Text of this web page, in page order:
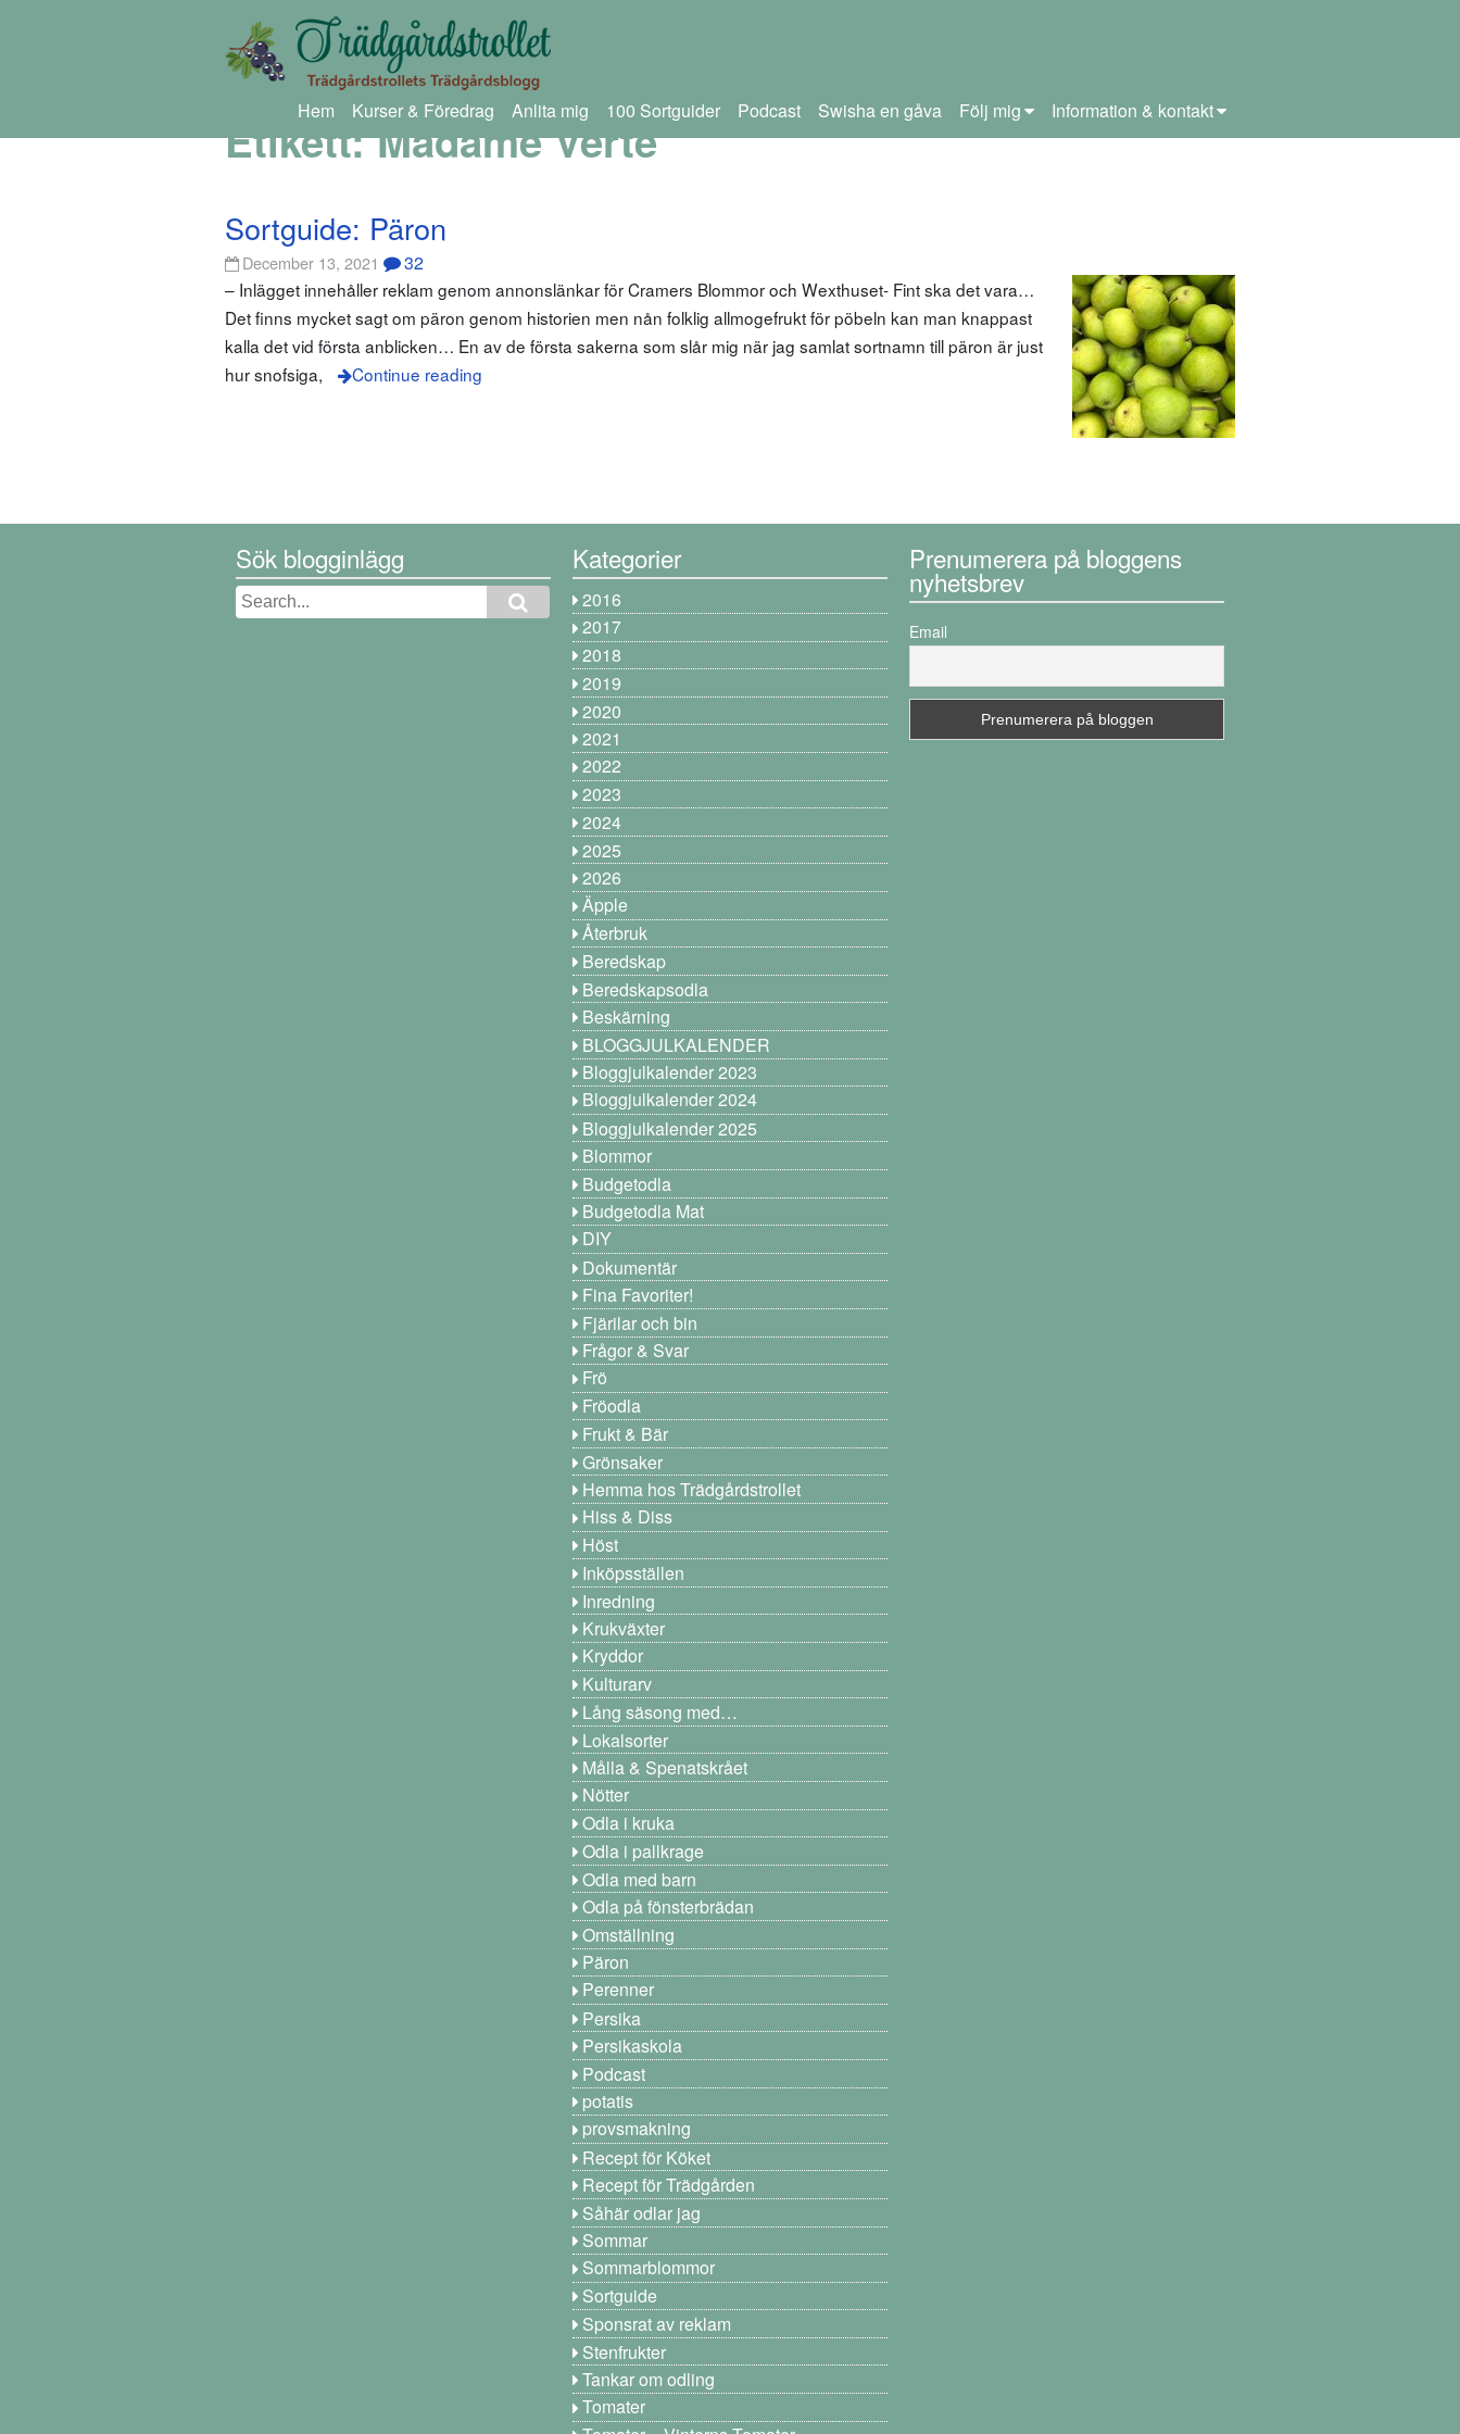
Hem Kurser & Föredrag Anlita mig 100 Sortguider Podcast Swisha en gåva Följ mig Information & kontakt
Etikett:Madame Verté
Sortguide: Päron
December 13, 2021 32
– Inlägget innehåller reklam genom annonslänkar för Cramers Blommor och Wexthuset- Fint ska det vara…
Det finns mycket sagt om päron genom historien men nån folklig allmogefrukt för pöbeln kan man knappast
kalla det vid första anblicken… En av de första sakerna som slår mig när jag samlat sortnamn till päron är just
hur snofsiga,
Continue reading
Sök blogginlägg Kategorier
2016
2017
2018
2019
2020
2021
2022
2023
2024
2025
2026
Äpple
Återbruk
Beredskap
Beredskapsodla
Beskärning
BLOGGJULKALENDER
Bloggjulkalender 2023
Bloggjulkalender 2024
Bloggjulkalender 2025
Blommor
Budgetodla
Budgetodla Mat
DIY
Dokumentär
Fina Favoriter!
Fjärilar och bin
Frågor & Svar
Frö
Fröodla
Frukt & Bär
Grönsaker
Hemma hos Trädgårdstrollet
Hiss & Diss
Höst
Inköpsställen
Inredning
Krukväxter
Kryddor
Kulturarv
Lång säsong med…
Lokalsorter
Målla & Spenatskrået
Nötter
Odla i kruka
Odla i pallkrage
Odla med barn
Odla på fönsterbrädan
Omställning
Päron
Perenner
Persika
Persikaskola
Podcast
potatis
provsmakning
Recept för Köket
Recept för Trädgården
Såhär odlar jag
Sommar
Sommarblommor
Sortguide
Sponsrat av reklam
Stenfrukter
Tankar om odling
Tomater
Prenumerera på bloggens
nyhetsbrev
Email